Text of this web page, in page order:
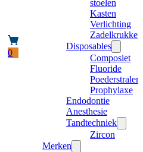
0
stoelen
Kasten
Verlichting
Zadelkrukken
Disposables
Composiet
Fluoride
Poederstraler
Prophylaxe
Endodontie
Anesthesie
Tandtechniek
Zircon
Merken